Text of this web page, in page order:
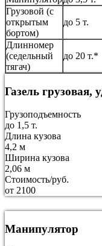
Грузовой (с
открытым
бортом)
до 5 т.
Длинномер
(седельный
тягач)
до 20 т.*
Газель грузовая,
Грузоподъемность
до 1,5 т.
Длина кузова
4,2 м
Ширина кузова
2,06 м
Стоимость/руб.
от 2100
Манипулятор